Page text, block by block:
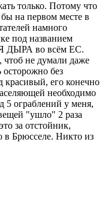
только. Потому что
на первом месте в
намного
под названием
ДЫРА во всём ЕС.
чтоб не думали даже
без
красивый, его конечно
необходимо
5 ограблений у меня,
"ушло" 2 раза
за отстойник,
в Брюсселе. Никто из